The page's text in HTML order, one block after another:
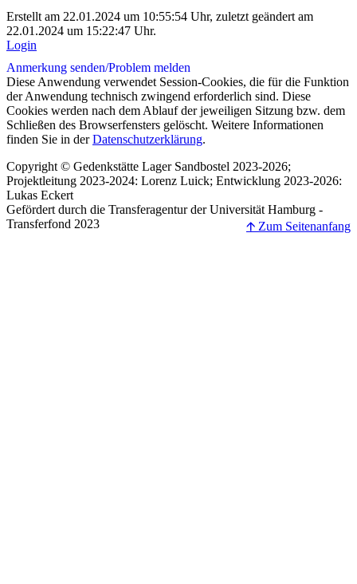
Erstellt am 22.01.2024 um 10:55:54 Uhr, zuletzt geändert am
22.01.2024 um 15:22:47 Uhr.
Login
Anmerkung senden/Problem melden
Diese Anwendung verwendet Session-Cookies, die für die Funktion
der Anwendung technisch zwingend erforderlich sind. Diese
Cookies werden nach dem Ablauf der jeweiligen Sitzung bzw. dem
Schließen des Browserfensters gelöscht. Weitere Informationen
finden Sie in derDatenschutzerklärung.
Copyright © Gedenkstätte Lager Sandbostel 2023-2026;
Projektleitung 2023-2024: Lorenz Luick; Entwicklung 2023-2026:
Lukas Eckert
Gefördert durch die Transferagentur der Universität Hamburg -
Transferfond 2023
🡩 Zum Seitenanfang